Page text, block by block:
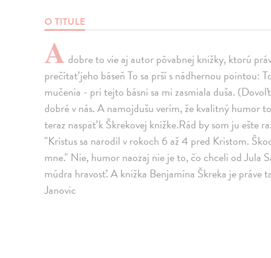
O TITULE
A dobre to vie aj autor pôvabnej knižky, ktorú
prečítať jeho báseň To sa prší s nádhernou pointou:
mučenia - pri tejto básni sa mi zasmiala duša.
dobré v nás. A namojdušu verím, že kvalitný humor
teraz naspäť k Škrekovej knižke.Rád by som ju ešte
"Kristus sa narodil v rokoch 6 až 4 pred Kristom.
mne." Nie, humor naozaj nie je to, čo chceli od Jula
múdra hravosť. A knižka Benjamína Škreka je práve
Janovic